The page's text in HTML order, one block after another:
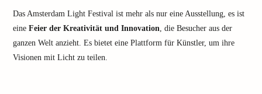
Das Amsterdam Light Festival ist mehr als nur eine Ausstellung, es ist
eine Feier der Kreativität und Innovation, die Besucher aus der
ganzen Welt anzieht. Es bietet eine Plattform für Künstler, um ihre
Visionen mit Licht zu teilen.